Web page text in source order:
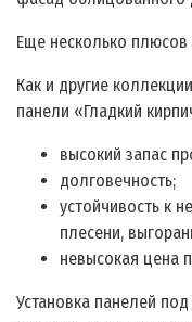
Еще несколько плюсов
Как и другие
панели «Гладкий
высокий запас
долговечность;
устойчивость к
плесени,
невысокая цена
Установка панелей